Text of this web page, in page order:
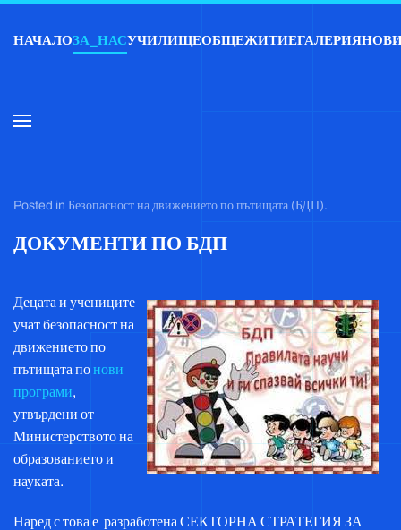
Skip to main content
НАЧАЛОЗА_НАСУЧИЛИЩЕОБЩЕЖИТИЕГАЛЕРИЯ
Posted in Безопасност на движението по пътищата (БДП).
ДОКУМЕНТИ ПО БДП
Децата и учениците
учат безопасност на
движението по
пътищата понови
програми,
утвърдени от
Министерството на
образованието и
науката.
Наред с това е разработена СЕКТОРНА СТРАТЕГИЯ ЗА